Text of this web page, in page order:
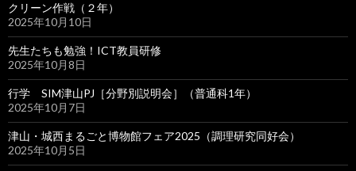
クリーン作戦（２年）
2025年10月10日
先生たちも勉強！ICT教員研修
2025年10月8日
行学 SIM津山PJ［分野別説明会］（普通科1年）
2025年10月7日
津山・城西まるごと博物館フェア2025（調理研究同好会）
2025年10月5日